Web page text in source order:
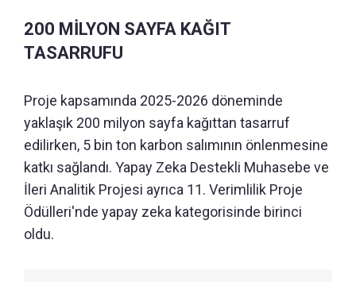
200 MİLYON SAYFA KAĞIT
TASARRUFU
Proje kapsamında 2025-2026 döneminde
yaklaşık 200 milyon sayfa kağıttan tasarruf
edilirken, 5 bin ton karbon salımının önlenmesine
katkı sağlandı. Yapay Zeka Destekli Muhasebe ve
İleri Analitik Projesi ayrıca 11. Verimlilik Proje
Ödülleri'nde yapay zeka kategorisinde birinci
oldu.